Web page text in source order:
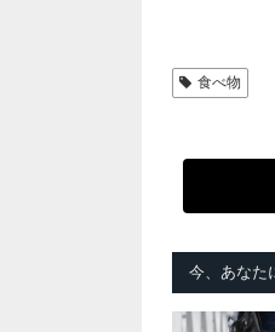
食べ物
今、あなた